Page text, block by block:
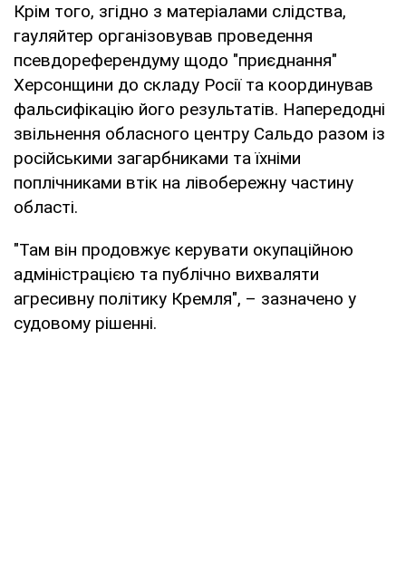
Крім того, згідно з матеріалами слідства,
гауляйтер організовував проведення
псевдореферендуму щодо "приєднання"
Херсонщини до складу Росії та координував
фальсифікацію його результатів. Напередодні
звільнення обласного центру Сальдо разом із
російськими загарбниками та їхніми
поплічниками втік на лівобережну частину
області.
"Там він продовжує керувати окупаційною
адміністрацією та публічно вихваляти
агресивну політику Кремля", – зазначено у
судовому рішенні.